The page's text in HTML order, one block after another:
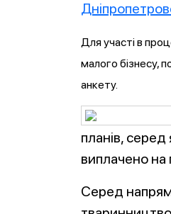
Для участі в
малого бізнесу,
анкету.
планів,
виплачено на
Серед